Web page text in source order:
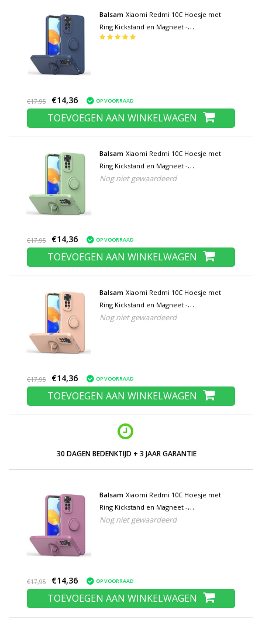
Balsam Xiaomi Redmi 10C Hoesje met
Ring Kickstand en Magneet -
Schokbestendig Cover Case Blauw
€17,95 €14,36 OP VOORRAAD
TOEVOEGEN AAN WINKELWAGEN
Balsam Xiaomi Redmi 10C Hoesje met
Ring Kickstand en Magneet -
Schokbestendig Cover Case Groen
Nog niet gewaardeerd
€17,95 €14,36 OP VOORRAAD
TOEVOEGEN AAN WINKELWAGEN
Balsam Xiaomi Redmi 10C Hoesje met
Ring Kickstand en Magneet -
Schokbestendig Cover Case Roze
Nog niet gewaardeerd
€17,95 €14,36 OP VOORRAAD
TOEVOEGEN AAN WINKELWAGEN
30 DAGEN BEDENKTIJD + 3 JAAR GARANTIE
Balsam Xiaomi Redmi 10C Hoesje met
Ring Kickstand en Magneet -
Schokbestendig Cover Case Paars
Nog niet gewaardeerd
€17,95 €14,36 OP VOORRAAD
TOEVOEGEN AAN WINKELWAGEN